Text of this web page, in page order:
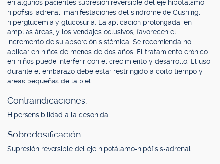
en algunos pacientes supresión reversible del eje hipotálamo-
hipófisis-adrenal, manifestaciones del síndrome de Cushing,
hiperglucemia y glucosuria. La aplicación prolongada, en
amplias áreas, y los vendajes oclusivos, favorecen el
incremento de su absorción sistémica. Se recomienda no
aplicar en niños de menos de dos años. El tratamiento crónico
en niños puede interferir con el crecimiento y desarrollo. El uso
durante el embarazo debe estar restringido a corto tiempo y
áreas pequeñas de la piel.
Contraindicaciones.
Hipersensibilidad a la desonida.
Sobredosificación.
Supresión reversible del eje hipotálamo-hipófisis-adrenal.